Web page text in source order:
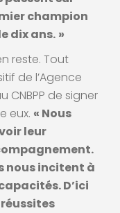
champion
dix ans. »
reste. Tout
de l’Agence
CNBPP de signer
eux. « Nous
leur
nous incitent à
D’ici